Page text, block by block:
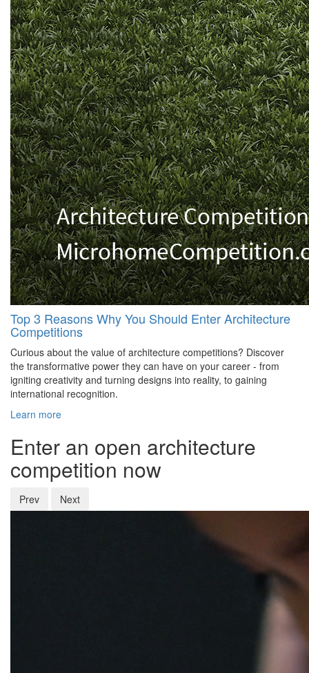
Top 3 Reasons Why You Should Enter Architecture
Competitions
Curious about the value of architecture competitions? Discover
the transformative power they can have on your career - from
igniting creativity and turning designs into reality, to gaining
international recognition.
Learn more
Enter an open architecture
competition now
Prev Next